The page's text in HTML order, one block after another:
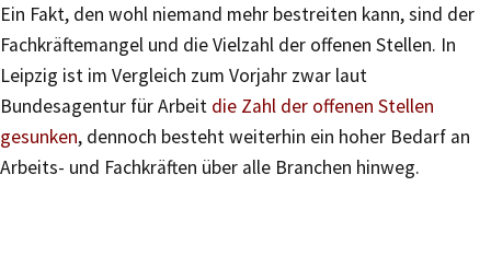
Ein Fakt, den wohl niemand mehr bestreiten kann, sind der
Fachkräftemangel und die Vielzahl der offenen Stellen. In
Leipzig ist im Vergleich zum Vorjahr zwar laut
Bundesagentur für Arbeit die Zahl der offenen Stellen
gesunken, dennoch besteht weiterhin ein hoher Bedarf an
Arbeits- und Fachkräften über alle Branchen hinweg.